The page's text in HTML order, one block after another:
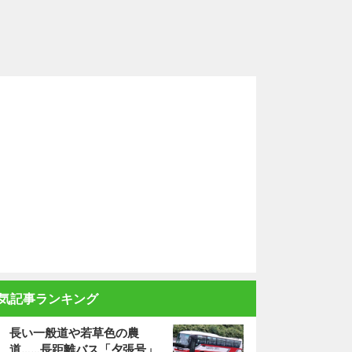
記事ランキング
長い一般道や若草色の農